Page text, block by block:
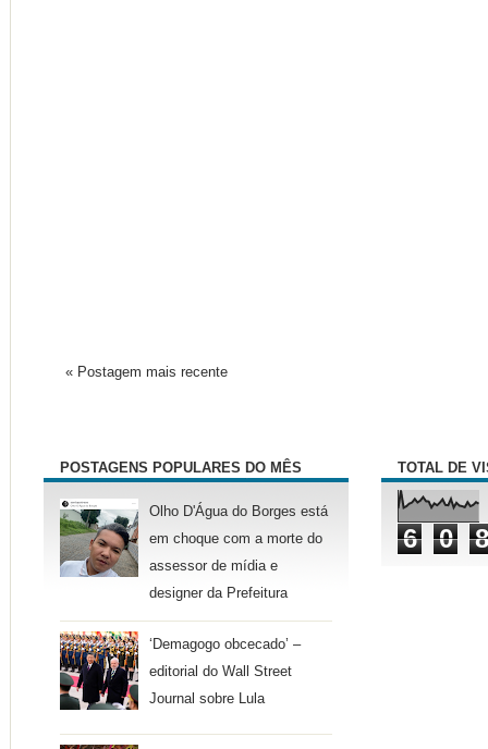
« Postagem mais recente
POSTAGENS POPULARES DO MÊS
Olho D'Água do Borges está
em choque com a morte do
assessor de mídia e
designer da Prefeitura
‘Demagogo obcecado’ –
editorial do Wall Street
Journal sobre Lula
TOTAL DE
6 0 8